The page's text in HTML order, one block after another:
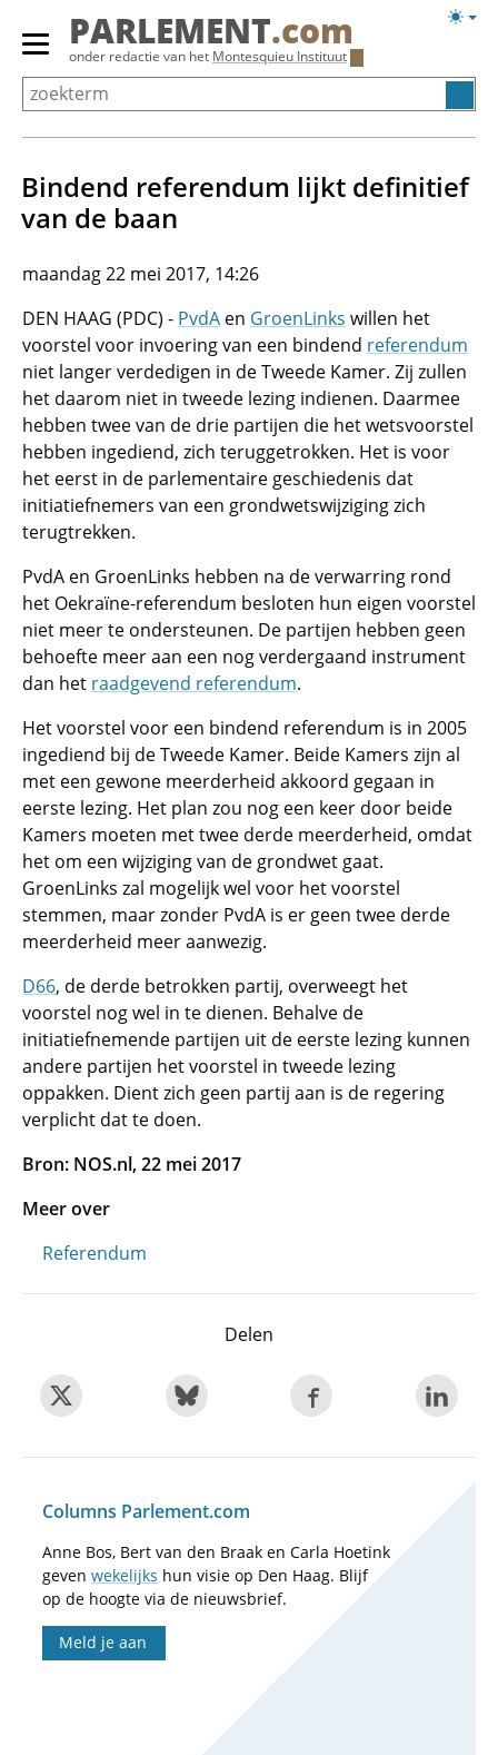
Overslaan
Primair
menu
tonen/verbergen
PARLEMENT.com
onder redactie van het Montesquieu Instituut
Bindend referendum lijkt definitief
van de baan
maandag 22 mei 2017, 14:26
DEN HAAG (PDC) - PvdA en GroenLinks willen het
voorstel voor invoering van een bindend referendum
niet langer verdedigen in de Tweede Kamer. Zij zullen
het daarom niet in tweede lezing indienen. Daarmee
hebben twee van de drie partijen die het wetsvoorstel
hebben ingediend, zich teruggetrokken. Het is voor
het eerst in de parlementaire geschiedenis dat
initiatiefnemers van een grondwetswijziging zich
terugtrekken.
PvdA en GroenLinks hebben na de verwarring rond
het Oekraïne-referendum besloten hun eigen voorstel
niet meer te ondersteunen. De partijen hebben geen
behoefte meer aan een nog verdergaand instrument
dan het raadgevend referendum.
Het voorstel voor een bindend referendum is in 2005
ingediend bij de Tweede Kamer. Beide Kamers zijn al
met een gewone meerderheid akkoord gegaan in
eerste lezing. Het plan zou nog een keer door beide
Kamers moeten met twee derde meerderheid, omdat
het om een wijziging van de grondwet gaat.
GroenLinks zal mogelijk wel voor het voorstel
stemmen, maar zonder PvdA is er geen twee derde
meerderheid meer aanwezig.
D66, de derde betrokken partij, overweegt het
voorstel nog wel in te dienen. Behalve de
initiatiefnemende partijen uit de eerste lezing kunnen
andere partijen het voorstel in tweede lezing
oppakken. Dient zich geen partij aan is de regering
verplicht dat te doen.
Bron: NOS.nl, 22 mei 2017
Meer over
Referendum
Delen
Columns Parlement.com
Anne Bos, Bert van den Braak en Carla Hoetink
geven wekelijks hun visie op Den Haag. Blijf
op de hoogte via de nieuwsbrief.
Meld je aan